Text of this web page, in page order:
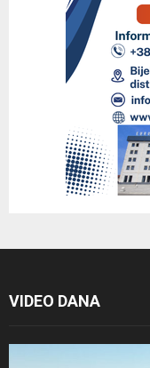
VIDEO DANA